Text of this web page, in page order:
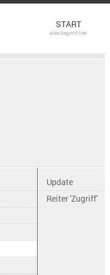
START
alles beginnt hier
Update
Reiter 'Zugriff'